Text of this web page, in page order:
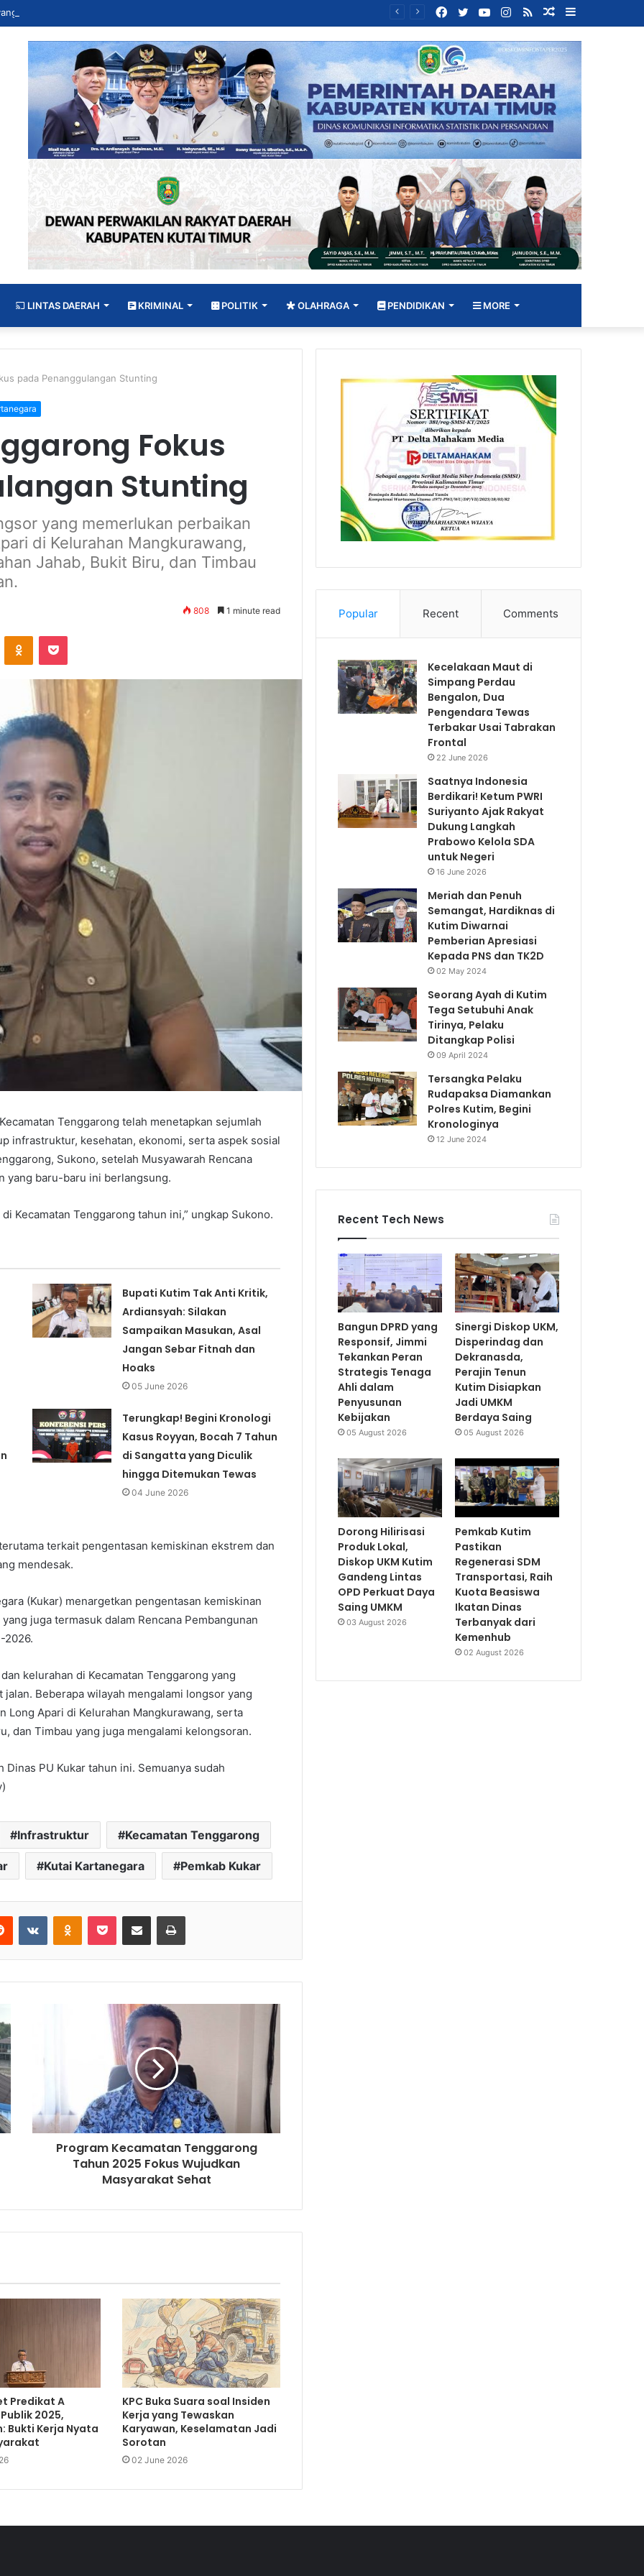
Random
Article
RSS
Instagram
YouTube
Twitter
Facebook
LINTAS DAERAH KRIMINAL POLITIK OLAHRAGA PENDIDIKAN MORE
pada Penanggulangan Stunting
Fokus
Stunting
yang memerlukan perbaikan
di Kelurahan Mangkurawang,
Jahab, Bukit Biru, dan Timbau
808 1 minute read
Kecamatan Tenggarong telah menetapkan sejumlah
infrastruktur, kesehatan, ekonomi, serta aspek sosial
Sukono, setelah Musyawarah Rencana
yang baru-baru ini berlangsung.
Kecamatan Tenggarong tahun ini,” ungkap Sukono.
Bupati Kutim Tak Anti Kritik,
Ardiansyah: Silakan
Sampaikan Masukan, Asal
Jangan Sebar Fitnah dan
Hoaks
05 June 2026
Terungkap! Begini Kronologi
Kasus Royyan, Bocah 7 Tahun
di Sangatta yang Diculik
hingga Ditemukan Tewas
04 June 2026
terkait pengentasan kemiskinan ekstrem dan
mendesak.
(Kukar) menargetkan pengentasan kemiskinan
juga termasuk dalam Rencana Pembangunan
2026.
kelurahan di Kecamatan Tenggarong yang
Beberapa wilayah mengalami longsor yang
Long Apari di Kelurahan Mangkurawang, serta
dan Timbau yang juga mengalami kelongsoran.
PU Kukar tahun ini. Semuanya sudah
Infrastruktur Kecamatan Tenggarong
Kutai Kartanegara Pemkab Kukar
Program Kecamatan Tenggarong
Tahun 2025 Fokus Wujudkan
Masyarakat Sehat
Predikat A
2025,
Bukti Kerja Nyata
KPC Buka Suara soal Insiden
Kerja yang Tewaskan
Karyawan, Keselamatan Jadi
Sorotan
02 June 2026
Popular Recent Comments
Kecelakaan Maut di
Simpang Perdau
Bengalon, Dua
Pengendara Tewas
Terbakar Usai Tabrakan
Frontal
22 June 2026
Saatnya Indonesia
Berdikari! Ketum PWRI
Suriyanto Ajak Rakyat
Dukung Langkah
Prabowo Kelola SDA
untuk Negeri
16 June 2026
Meriah dan Penuh
Semangat, Hardiknas di
Kutim Diwarnai
Pemberian Apresiasi
Kepada PNS dan TK2D
02 May 2024
Seorang Ayah di Kutim
Tega Setubuhi Anak
Tirinya, Pelaku
Ditangkap Polisi
09 April 2024
Tersangka Pelaku
Rudapaksa Diamankan
Polres Kutim, Begini
Kronologinya
12 June 2024
Recent Tech News
Bangun DPRD yang
Responsif, Jimmi
Tekankan Peran
Strategis Tenaga
Ahli dalam
Penyusunan
Kebijakan
05 August 2026
Sinergi Diskop UKM,
Disperindag dan
Dekranasda,
Perajin Tenun
Kutim Disiapkan
Jadi UMKM
Berdaya Saing
05 August 2026
Dorong Hilirisasi
Produk Lokal,
Diskop UKM Kutim
Gandeng Lintas
OPD Perkuat Daya
Saing UMKM
03 August 2026
Pemkab Kutim
Pastikan
Regenerasi SDM
Transportasi, Raih
Kuota Beasiswa
Ikatan Dinas
Terbanyak dari
Kemenhub
02 August 2026